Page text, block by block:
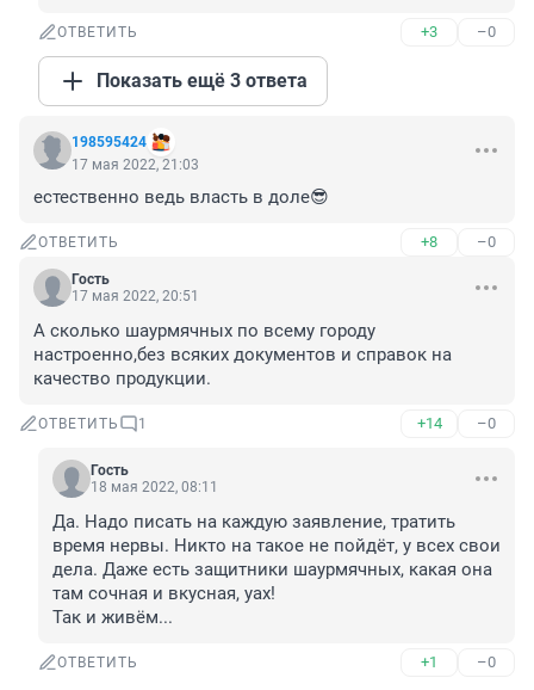
ОТВЕТИТЬ +3 –0
Показать ещё 3 ответа
198595424
17 мая 2022, 21:03
естественно ведь власть в доле😎
ОТВЕТИТЬ +8 –0
Гость
17 мая 2022, 20:51
А сколько шаурмячных по всему городу
настроенно,без всяких документов и справок на
качество продукции.
ОТВЕТИТЬ 1 +14 –0
Гость
18 мая 2022, 08:11
Да. Надо писать на каждую заявление, тратить
время нервы. Никто на такое не пойдёт, у всех свои
дела. Даже есть защитники шаурмячных, какая она
там сочная и вкусная, уах!
Так и живём...
ОТВЕТИТЬ +1 –0